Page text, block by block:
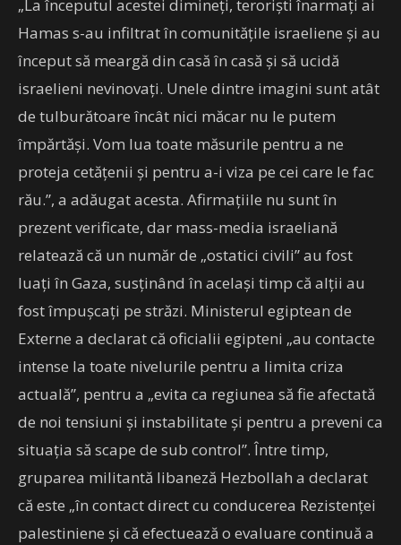
„La începutul acestei dimineți, teroriști înarmați ai
Hamas s-au infiltrat în comunitățile israeliene și au
început să meargă din casă în casă și să ucidă
israelieni nevinovați. Unele dintre imagini sunt atât
de tulburătoare încât nici măcar nu le putem
împărtăși. Vom lua toate măsurile pentru a ne
proteja cetățenii și pentru a-i viza pe cei care le fac
rău.”, a adăugat acesta. Afirmațiile nu sunt în
prezent verificate, dar mass-media israeliană
relatează că un număr de „ostatici civili” au fost
luați în Gaza, susținând în același timp că alții au
fost împușcați pe străzi. Ministerul egiptean de
Externe a declarat că oficialii egipteni „au contacte
intense la toate nivelurile pentru a limita criza
actuală”, pentru a „evita ca regiunea să fie afectată
de noi tensiuni și instabilitate și pentru a preveni ca
situația să scape de sub control”. Între timp,
gruparea militantă libaneză Hezbollah a declarat
că este „în contact direct cu conducerea Rezistenței
palestiniene și că efectuează o evaluare continuă a